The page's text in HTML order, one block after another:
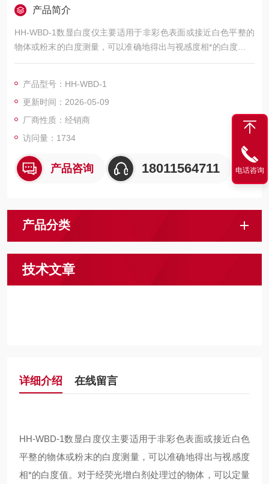
产品简介
HH-WBD-1数显白度仪主要适用于非彩色表面或接近白色平整的
物体或粉末的白度测量，可以准确地得出与视感度相*的白度值。
对于经荧光增白剂处理过的物体，可以定量反映荧光增光后的白
产品型号：HH-WBD-1
更新时间：2026-05-09
厂商性质：经销商
访问量：1734
产品咨询 18011564711
产品分类
技术文章
详细介绍 在线留言
HH-WBD-1数显白度仪主要适用于非彩色表面或接近白色
平整的物体或粉末的白度测量，可以准确地得出与视感度
相*的白度值。对于经荧光增白剂处理过的物体，可以定量
电话咨询